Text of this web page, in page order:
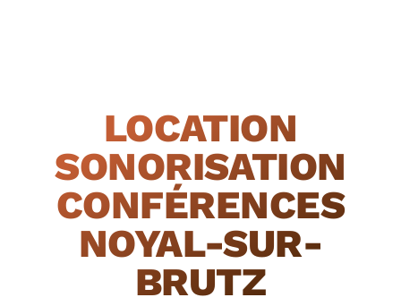
LOCATION
SONORISATION
CONFÉRENCES
NOYAL-SUR-
BRUTZ